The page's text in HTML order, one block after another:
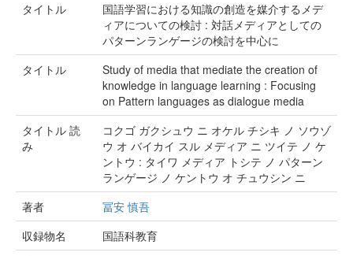
タイトル
国語学習における知識の創造を媒介するメデ
ィアについての検討 : 対話メディアとしての
パターンランゲージの検討を中心に
タイトル
Study of media that mediate the creation of
knowledge in language learning : Focusing
on Pattern languages as dialogue media
タイトル 読
み
コクゴ ガクシュウ ニ オケル チシキ ノ ソウゾ
ウ オ バイカイ スル メディア ニ ツイテ ノ ケ
ントウ : タイワ メディア トシテ ノ パターン
ランゲージ ノ ケントウ オ チュウシン ニ
著者
冨安 慎吾
収録物名
国語科教育